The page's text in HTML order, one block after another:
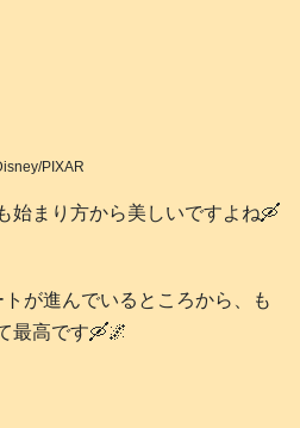
PIXAR
始まり方から美しいですよね🛶
が進んでいるところから、も
最高です🛶🌌